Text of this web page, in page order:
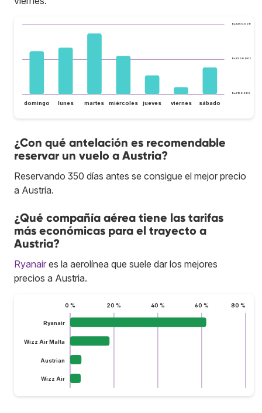
Bs.S150.000
Bs.S200.000
Bs.S250.000
domingo lunes martes miércoles jueves viernes sábado
¿Con qué antelación es recomendable
reservar un vuelo a Austria?
Reservando 350 días antes se consigue el mejor precio
a Austria.
¿Qué compañía aérea tiene las tarifas
más económicas para el trayecto a
Austria?
Ryanair es la aerolínea que suele dar los mejores
precios a Austria.
0 % 20 % 40 % 60 % 80 %
Ryanair
Wizz Air Malta
Austrian
Wizz Air